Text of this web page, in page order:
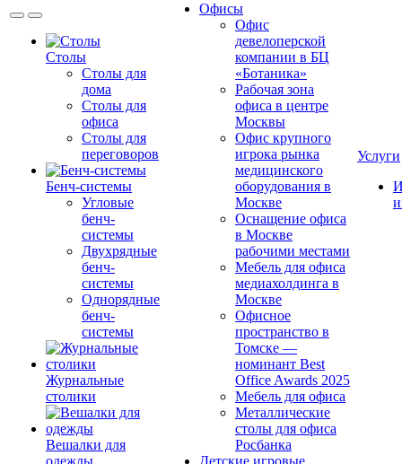
Столы
Столы для
дома
Столы для
офиса
Столы для
переговоров
Бенч-системы
Угловые
бенч-
системы
Двухрядные
бенч-
системы
Однорядные
бенч-
системы
Журнальные
столики
Вешалки для
одежды
Офисы
Офис
девелоперской
компании в БЦ
«Ботаника»
Рабочая зона
офиса в центре
Москвы
Офис крупного
игрока рынка
медицинского
оборудования в
Москве
Оснащение офиса
в Москве
рабочими местами
Мебель для офиса
медиахолдинга в
Москве
Офисное
пространство в
Томске —
номинант Best
Office Awards 2025
Мебель для офиса
Металлические
столы для офиса
Росбанка
Детские игровые
Услуги